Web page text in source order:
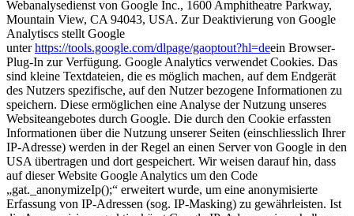
Webanalysedienst von Google Inc., 1600 Amphitheatre Parkway,
Mountain View, CA 94043, USA. Zur Deaktivierung von Google
Analytiscs stellt Google
unterhttps://tools.google.com/dlpage/gaoptout?hl=deein Browser-
Plug-In zur Verfügung. Google Analytics verwendet Cookies. Das
sind kleine Textdateien, die es möglich machen, auf dem Endgerät
des Nutzers spezifische, auf den Nutzer bezogene Informationen zu
speichern. Diese ermöglichen eine Analyse der Nutzung unseres
Websiteangebotes durch Google. Die durch den Cookie erfassten
Informationen über die Nutzung unserer Seiten (einschliesslich Ihrer
IP-Adresse) werden in der Regel an einen Server von Google in den
USA übertragen und dort gespeichert. Wir weisen darauf hin, dass
auf dieser Website Google Analytics um den Code
„gat._anonymizeIp();“ erweitert wurde, um eine anonymisierte
Erfassung von IP-Adressen (sog. IP-Masking) zu gewährleisten. Ist